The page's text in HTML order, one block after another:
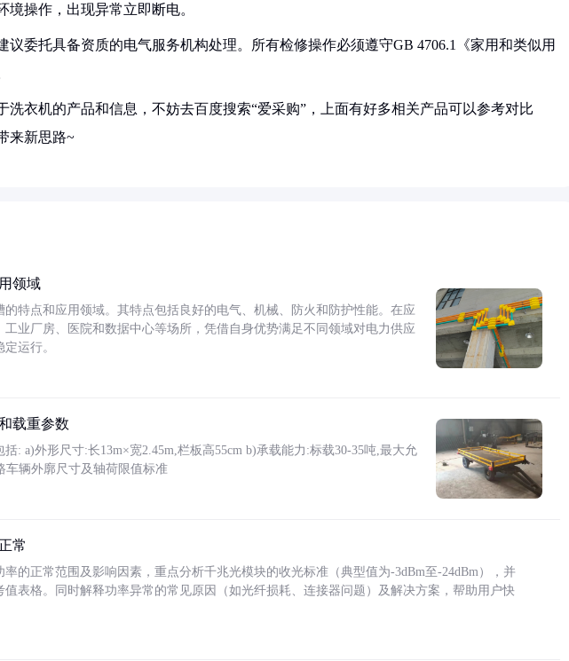
境操作，出现异常立即断电。
议委托具备资质的电气服务机构处理。所有检修操作必须遵守GB 4706.1《家用和类似用
洗衣机的产品和信息，不妨去百度搜索“爱采购”，上面有好多相关产品可以参考对比
来新思路~
领域
特点和应用领域。其特点包括良好的电气、机械、防火和防护性能。在应
工业厂房、医院和数据中心等场所，凭借自身优势满足不同领域对电力供应
运行。
载重参数
: a)外形尺寸:长13m×宽2.45m,栏板高55cm b)承载能力:标载30-35吨,最大允
车辆外廓尺寸及轴荷限值标准
常
的正常范围及影响因素，重点分析千兆光模块的收光标准（典型值为-3dBm至-24dBm），并
表格。同时解释功率异常的常见原因（如光纤损耗、连接器问题）及解决方案，帮助用户快